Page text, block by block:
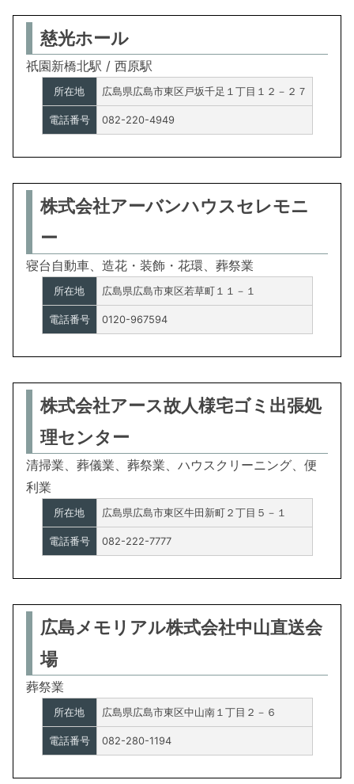
慈光ホール
祇園新橋北駅 / 西原駅
所在地 広島県広島市東区戸坂千足１丁目１２－２７
電話番号 082-220-4949
株式会社アーバンハウスセレモニ
ー
寝台自動車、造花・装飾・花環、葬祭業
所在地 広島県広島市東区若草町１１－１
電話番号 0120-967594
株式会社アース故人様宅ゴミ出張処
理センター
清掃業、葬儀業、葬祭業、ハウスクリーニング、便
利業
所在地 広島県広島市東区牛田新町２丁目５－１
電話番号 082-222-7777
広島メモリアル株式会社中山直送会
場
葬祭業
所在地 広島県広島市東区中山南１丁目２－６
電話番号 082-280-1194